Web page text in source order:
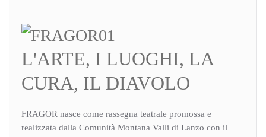
L'ARTE, I LUOGHI, LA
CURA, IL DIAVOLO
FRAGOR nasce come rassegna teatrale promossa e
realizzata dalla Comunità Montana Valli di Lanzo con il